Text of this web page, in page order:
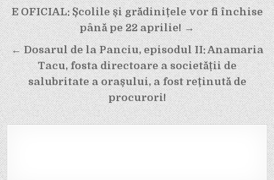
Navigare
în
articole
E OFICIAL: Școlile și grădinițele vor fi închise
până pe 22 aprilie! →
← Dosarul de la Panciu, episodul II: Anamaria
Tacu, fosta directoare a societății de
salubritate a orașului, a fost reținută de
procurori!